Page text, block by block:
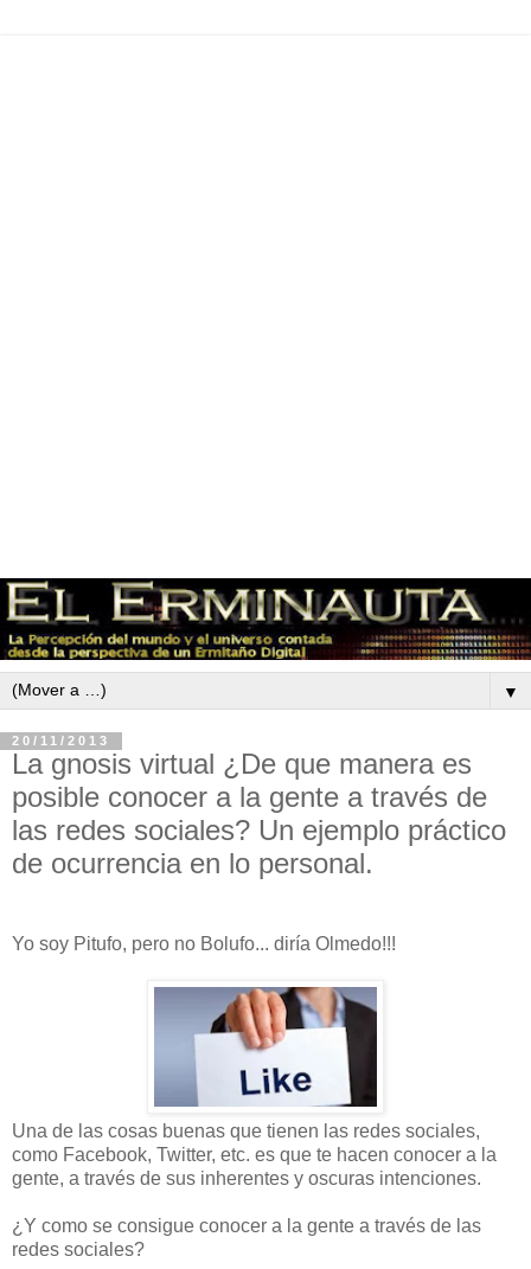
▼
20/11/2013
La gnosis virtual ¿De que manera es
posible conocer a la gente a través de
las redes sociales? Un ejemplo práctico
de ocurrencia en lo personal.
Yo soy Pitufo, pero no Bolufo... diría Olmedo!!!
Una de las cosas buenas que tienen las redes sociales,
como Facebook, Twitter, etc. es que te hacen conocer a la
gente, a través de sus inherentes y oscuras intenciones.
¿Y como se consigue conocer a la gente a través de las
redes sociales?